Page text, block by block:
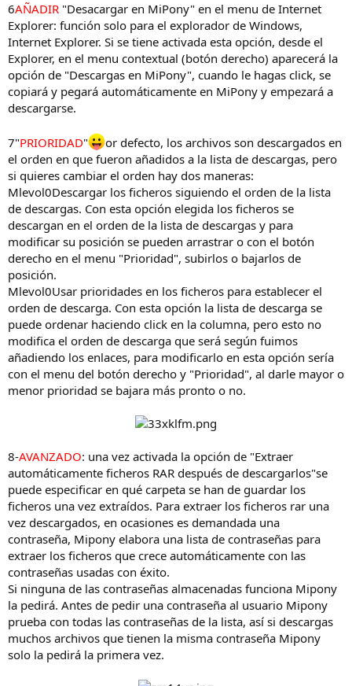
6AÑADIR "Desacargar en MiPony" en el menu de Internet
Explorer: función solo para el explorador de Windows,
Internet Explorer. Si se tiene activada esta opción, desde el
Explorer, en el menu contextual (botón derecho) aparecerá la
opción de "Descargas en MiPony", cuando le hagas click, se
copiará y pegará automáticamente en MiPony y empezará a
descargarse.
7"PRIORIDAD"
or defecto, los archivos son descargados en
el orden en que fueron añadidos a la lista de descargas, pero
si quieres cambiar el orden hay dos maneras:
Mlevol0Descargar los ficheros siguiendo el orden de la lista
de descargas. Con esta opción elegida los ficheros se
descargan en el orden de la lista de descargas y para
modificar su posición se pueden arrastrar o con el botón
derecho en el menu "Prioridad", subirlos o bajarlos de
posición.
Mlevol0Usar prioridades en los ficheros para establecer el
orden de descarga. Con esta opción la lista de descarga se
puede ordenar haciendo click en la columna, pero esto no
modifica el orden de descarga que será según fuimos
añadiendo los enlaces, para modificarlo en esta opción sería
con el menu del botón derecho y "Prioridad", al darle mayor o
menor prioridad se bajara más pronto o no.
8-AVANZADO: una vez activada la opción de "Extraer
automáticamente ficheros RAR después de descargarlos"se
puede especificar en qué carpeta se han de guardar los
ficheros una vez extraídos. Para extraer los ficheros rar una
vez descargados, en ocasiones es demandada una
contraseña, Mipony elabora una lista de contraseñas para
extraer los ficheros que crece automáticamente con las
contraseñas usadas con éxito.
Si ninguna de las contraseñas almacenadas funciona Mipony
la pedirá. Antes de pedir una contraseña al usuario Mipony
prueba con todas las contraseñas de la lista, así si descargas
muchos archivos que tienen la misma contraseña Mipony
solo la pedirá la primera vez.